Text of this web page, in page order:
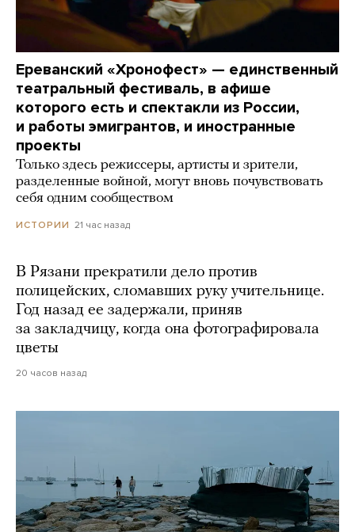
Ереванский «Хронофест» — единственный
театральный фестиваль, в афише
которого есть и спектакли из России,
и работы эмигрантов, и иностранные
проекты
Только здесь режиссеры, артисты и зрители,
разделенные войной, могут вновь почувствовать
себя одним сообществом
ИСТОРИИ 21 час назад
В Рязани прекратили дело против
полицейских, сломавших руку учительнице.
Год назад ее задержали, приняв
за закладчицу, когда она фотографировала
цветы
20 часов назад